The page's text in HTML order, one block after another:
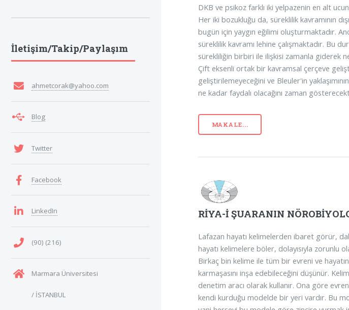
DKB ve psikoz farklı iki yelpazenin en alt
Her iki bozukluğu da, süreklilik kavramının
bugün için yaygın eğilimi oluşturmaktadır.
süreklilik kavramı lehine çalışmaktadır. Bu
sürekliliğin birbiri ile ilişkisi zamanla giderek
Çift eksenli ortak bir kavramsal çerçeve
geliştirilemeyeceğini ve Bleuler'in
ne kadar faydalı olacağını zaman
MAKALE...
RİYA-İ ŞUARANIN
Lafazan hayatı kelimelerden ibaret görür,
hayatı kelimelere böler, dolayısıyla zorunlu
Birkaç bin kelime ile tüm bir evreni ve
karmaşasını inşa edebileceğini düşünür.
denetim aracı olarak kullanır. Ona göre
kendi kurduğu modelde bir yeri vardır. Bu
İletişim/Takip/Paylaşım
ahmetcorak@yahoo.com
Blog
Twitter
Facebook
LinkedIn
(90) (216)
Marmara Üniversitesi
/ İSTANBUL